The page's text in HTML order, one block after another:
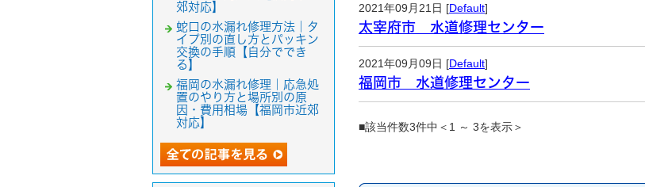
2021年09月21日 [Default]
太宰府市 水道修理センター
2021年09月09日 [Default]
福岡市 水道修理センター
■該当件数3件中＜1 ～ 3を表示＞
郊対応】
蛇口の水漏れ修理方法｜タ
イプ別の直し方とパッキン
交換の手順【自分ででき
る】
福岡の水漏れ修理｜応急処
置のやり方と場所別の原
因・費用相場【福岡市近郊
対応】